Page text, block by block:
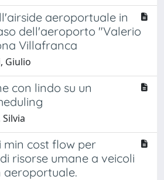
aeroportuale in
dell'aeroporto "Valerio
Villafranca
Giulio
con lindo su un
cost flow per
risorse umane a veicoli
aeroportuale.